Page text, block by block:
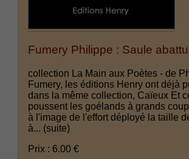
Fumery Philippe : Saule abattu
collection La Main aux Poètes - de
Fumery, les éditions Henry ont déjà
dans la même collection, Caïeux Et
poussent les goélands à grands
à l'image de l'effort déployé la taille
à... (suite)
Prix : 6.00 €